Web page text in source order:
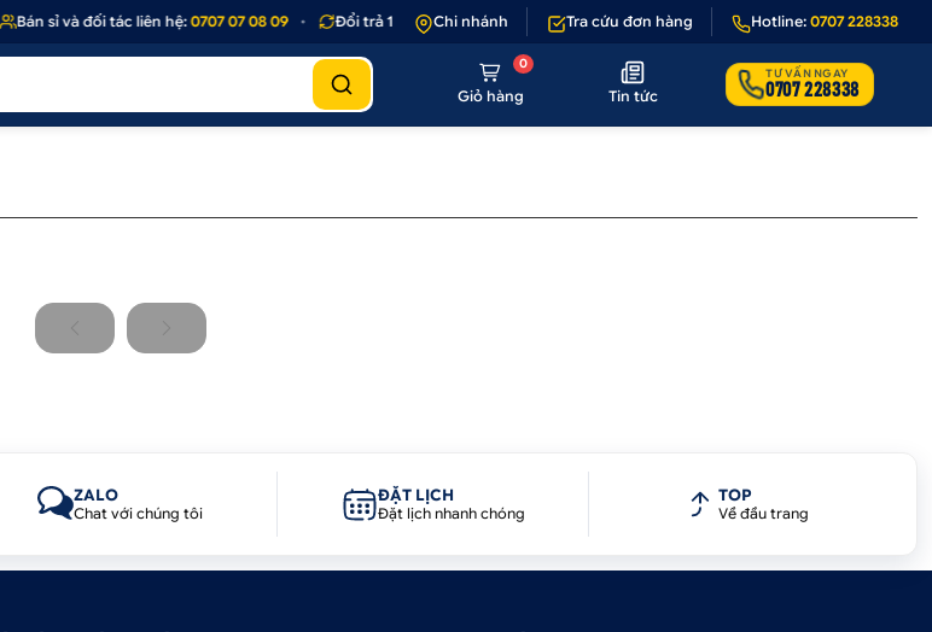
Bán sỉ và đối tác liên hệ:0707 07 08 09 Đổi trả 1 - 1 nếu sản phẩm lỗi hoặc không đúng hình ảnh • Giảm 50.000₫ phí
Chi nhánh Tra cứu đơn hàng Hotline: 0707 228338
Giỏ hàng
0
Tin tức
TƯ VẤN NGAY
0707 228338
ZALO
Chat với chúng tôi
ĐẶT LỊCH
Đặt lịch nhanh chóng
TOP
Về đầu trang